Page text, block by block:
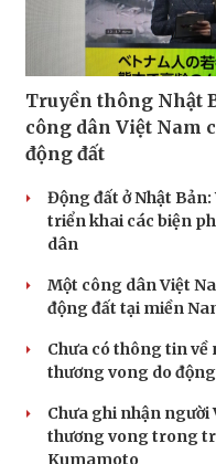
Truyền thông Nhật
công dân Việt Nam
động đất
Động đất ở Nhật
triển khai các biện
dân
Một công dân Việt
động đất tại miền
Chưa có thông tin về
thương vong do
Chưa ghi nhận người
thương vong trong
Kumamoto